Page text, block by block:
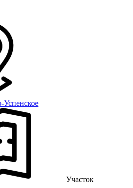
Успенское
Участок